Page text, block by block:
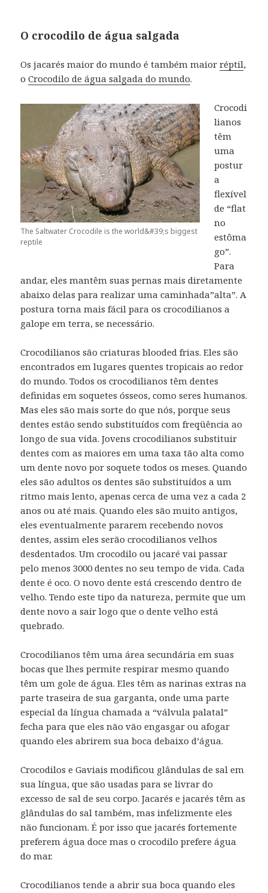
O crocodilo de água salgada
Os jacarés maior do mundo é também maiorréptil,
oCrocodilo de água salgada do mundo.
The Saltwater Crocodile is the world&#39;s biggest
reptile
Crocodi
lianos
têm
uma
postur
a
flexível
de “flat
no
estôma
go”.
Para
andar, eles mantêm suas pernas mais diretamente
abaixo delas para realizar uma caminhada”alta”.A
postura torna mais fácil para os crocodilianos a
galope em terra, se necessário.
Crocodilianos são criaturas blooded frias.Eles são
encontrados em lugares quentes tropicais ao redor
do mundo.Todos os crocodilianos têm dentes
definidas em soquetes ósseos, como seres humanos.
Mas eles são mais sorte do que nós, porque seus
dentes estão sendo substituídos com freqüência ao
longo de sua vida.Jovens crocodilianos substituir
dentes com as maiores em uma taxa tão alta como
um dente novo por soquete todos os meses.Quando
eles são adultos os dentes são substituídos a um
ritmo mais lento, apenas cerca de uma vez a cada 2
anos ou até mais.Quando eles são muito antigos,
eles eventualmente pararem recebendo novos
dentes, assim eles serão crocodilianos velhos
desdentados.Um crocodilo ou jacaré vai passar
pelo menos 3000 dentes no seu tempo de vida.Cada
dente é oco.O novo dente está crescendo dentro de
velho.Tendo este tipo da natureza, permite que um
dente novo a sair logo que o dente velho está
quebrado.
Crocodilianos têm uma área secundária em suas
bocas que lhes permite respirar mesmo quando
têm um gole de água.Eles têm as narinas extras na
parte traseira de sua garganta, onde uma parte
especial da língua chamada a “válvula palatal”
fecha para que eles não vão engasgar ou afogar
quando eles abrirem sua boca debaixo d’água.
Crocodilos e Gaviais modificou glândulas de sal em
sua língua, que são usadas para se livrar do
excesso de sal de seu corpo.Jacarés e jacarés têm as
glândulas do sal também, mas infelizmente eles
não funcionam.É por isso que jacarés fortemente
preferem água doce mas o crocodilo prefere água
do mar.
Crocodilianos tende a abrir sua boca quando eles